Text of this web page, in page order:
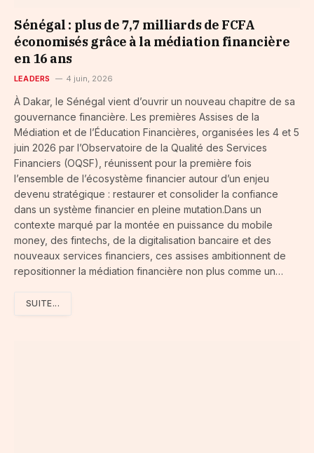
Sénégal : plus de 7,7 milliards de FCFA
économisés grâce à la médiation financière
en 16 ans
LEADERS 4 juin, 2026
À Dakar, le Sénégal vient d’ouvrir un nouveau chapitre de sa
gouvernance financière. Les premières Assises de la
Médiation et de l’Éducation Financières, organisées les 4 et 5
juin 2026 par l’Observatoire de la Qualité des Services
Financiers (OQSF), réunissent pour la première fois
l’ensemble de l’écosystème financier autour d’un enjeu
devenu stratégique : restaurer et consolider la confiance
dans un système financier en pleine mutation.Dans un
contexte marqué par la montée en puissance du mobile
money, des fintechs, de la digitalisation bancaire et des
nouveaux services financiers, ces assises ambitionnent de
repositionner la médiation financière non plus comme un…
SUITE...